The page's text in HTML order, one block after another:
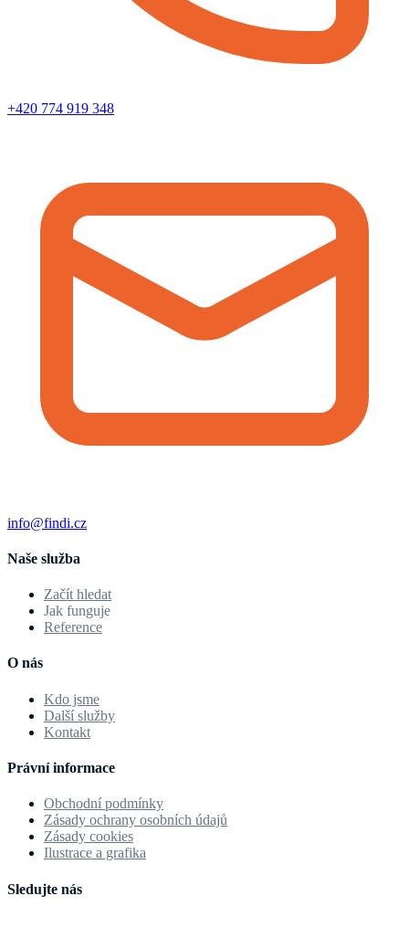
+420 774 919 348
info@findi.cz
Naše služba
Začít hledat
Jak funguje
Reference
O nás
Kdo jsme
Další služby
Kontakt
Právní informace
Obchodní podmínky
Zásady ochrany osobních údajů
Zásady cookies
Ilustrace a grafika
Sledujte nás